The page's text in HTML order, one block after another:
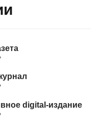
digital-издание